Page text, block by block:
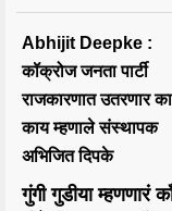
Abhijit Deepke :
कॉक्रोज जनता पार्टी
राजकारणात उतरणार
काय म्हणाले संस्थापक
अभिजित दिपके
गुंगी गुडीया म्हणणारं